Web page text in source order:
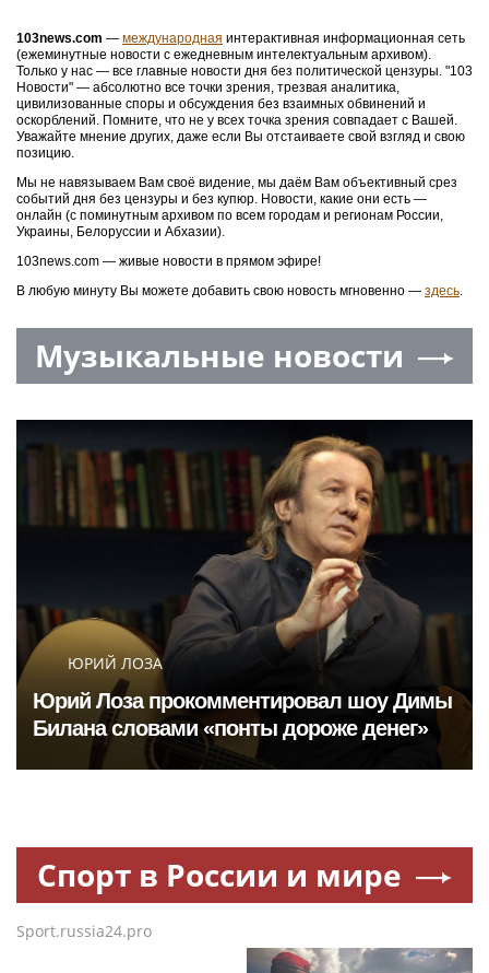
103news.com — международная интерактивная информационная сеть
(ежеминутные новости с ежедневным интелектуальным архивом).
Только у нас — все главные новости дня без политической цензуры. "103
Новости" — абсолютно все точки зрения, трезвая аналитика,
цивилизованные споры и обсуждения без взаимных обвинений и
оскорблений. Помните, что не у всех точка зрения совпадает с Вашей.
Уважайте мнение других, даже если Вы отстаиваете свой взгляд и свою
позицию.
Мы не навязываем Вам своё видение, мы даём Вам объективный срез
событий дня без цензуры и без купюр. Новости, какие они есть —
онлайн (с поминутным архивом по всем городам и регионам России,
Украины, Белоруссии и Абхазии).
103news.com — живые новости в прямом эфире!
В любую минуту Вы можете добавить свою новость мгновенно — здесь.
Музыкальные новости
ЮРИЙ ЛОЗА
Юрий Лоза прокомментировал шоу Димы
Билана словами «понты дороже денег»
Спорт в России и мире
Sport.russia24.pro